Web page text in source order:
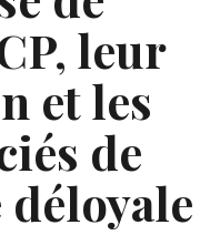
leur
et les
de